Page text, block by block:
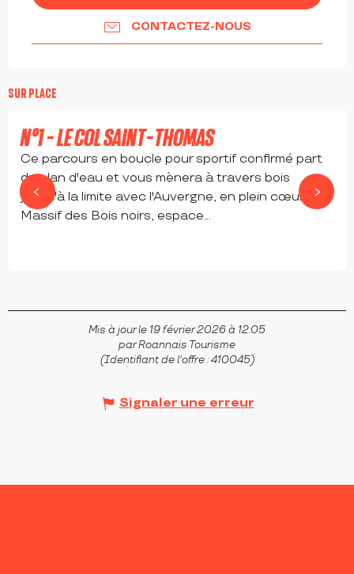
CONTACTEZ-NOUS
SUR PLACE
N°1 - LE COL SAINT-THOMAS
Ce parcours en boucle pour sportif confirmé part
du plan d'eau et vous mènera à travers bois
jusqu'à la limite avec l'Auvergne, en plein cœur du
Massif des Bois noirs, espace...
Mis à jour le 19 février 2026 à 12:05
par Roannais Tourisme
(Identifiant de l'offre :410045)
Signaler une erreur